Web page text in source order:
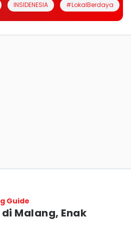
INSIDENESIA #LokalBerdaya
Guide
Malang, Enak